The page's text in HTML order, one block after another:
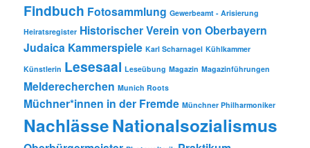
Findbuch Fotosammlung Gewerbeamt - Arisierung
Heiratsregister Historischer Verein von Oberbayern
Judaica Kammerspiele Karl Scharnagel Kühlkammer
Künstlerin Lesesaal Leseübung Magazin Magazinführungen
Melderecherchen Munich Roots
Müchner*innen in der Fremde Münchner Philharmoniker
NachlässeNationalsozialismus